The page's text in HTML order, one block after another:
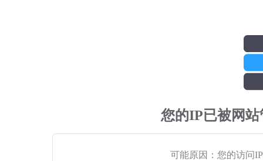
您的IP已被网
可能原因：您的访问